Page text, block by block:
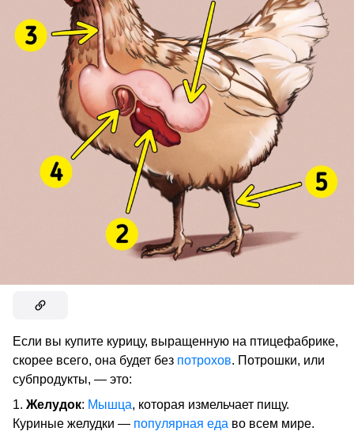
Если вы купите курицу, выращенную на птицефабрике,
скорее всего, она будет без потрохов. Потрошки, или
субпродукты, — это:
Желудок: Мышца, которая измельчает пищу.
Куриные желудки — популярная еда во всем мире.